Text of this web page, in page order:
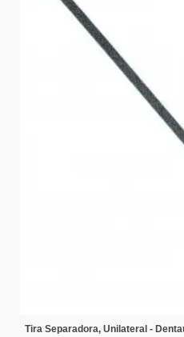
Tira Separadora, Unilateral -